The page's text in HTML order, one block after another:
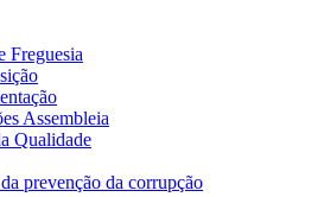
Freguesia
Assembleia
Qualidade
prevenção da corrupção